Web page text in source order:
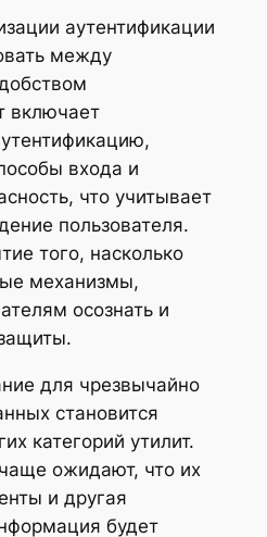
аутентификации
между
включает
входа и
что учитывает
пользователя.
того, насколько
механизмы,
осознать и
для чрезвычайно
становится
категорий утилит.
ожидают, что их
и другая
будет